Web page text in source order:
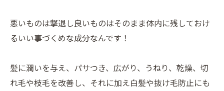
悪いものは撃退し良いものはそのまま体内に残しておけ
るいい事づくめな成分なんです！
髪に潤いを与え、パサつき、広がり、うねり、乾燥、切
れ毛や枝毛を改善し、それに加え白髪や抜け毛防止にも